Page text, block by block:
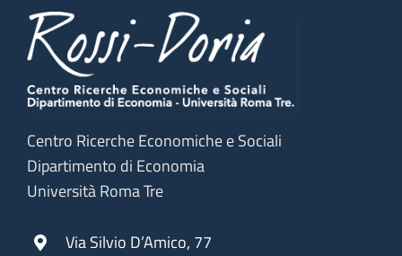
Centro Ricerche Economiche e Sociali
Dipartimento di Economia
Università Roma Tre
Via Silvio D’Amico, 77